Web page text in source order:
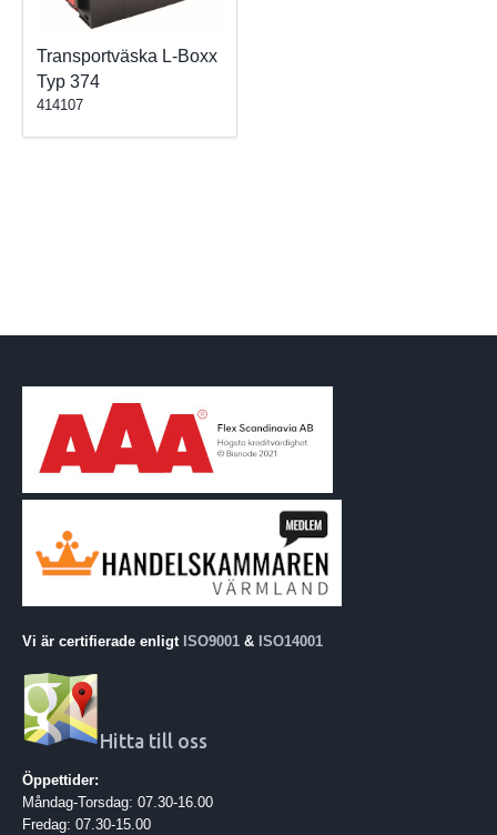
Transportväska L-Boxx
Typ 374
414107
Vi är certifierade enligt ISO9001 & ISO14001
Hitta till oss
Öppettider:
Måndag-Torsdag: 07.30-16.00
Fredag: 07.30-15.00